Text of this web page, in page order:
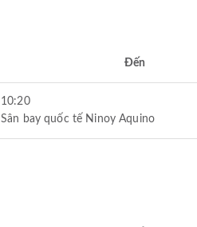
Đến
10:20
Sân bay quốc tế Ninoy Aquino